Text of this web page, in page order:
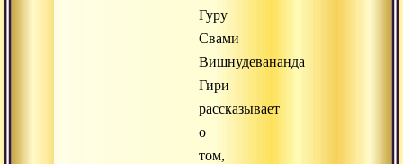
Гуру
Свами
Вишнудевананда
Гири
рассказывает
о
том,